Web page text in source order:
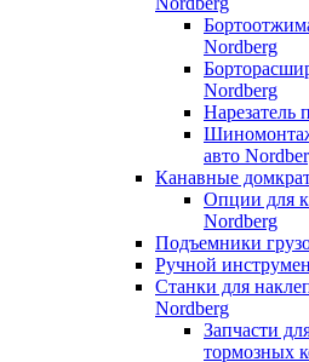
Nordberg
Nordberg
Нарезатель
авто
Канавные
Опции для
Nordberg
Подъемники
Ручной
Станки для
Nordberg
Запчасти
тормозных